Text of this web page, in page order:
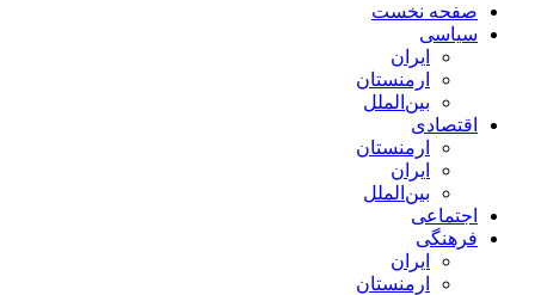
صفحه نخست
سیاسی
ایران
ارمنستان
بین‌الملل
اقتصادی
ارمنستان
ایران
بین‌الملل
اجتماعی
فرهنگی
ایران
ارمنستان